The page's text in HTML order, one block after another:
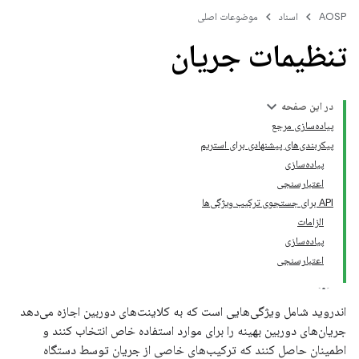
AOSP اسناد موضوعات اصلی
تنظیمات جریان
در این صفحه
پیاده‌سازی مرجع
پیکربندی‌های پیشنهادی برای استریم
پیاده‌سازی
اعتبارسنجی
API برای جستجوی ترکیب ویژگی‌ها
الزامات
پیاده‌سازی
اعتبارسنجی
اندروید شامل ویژگی‌هایی است که به کلاینت‌های دوربین اجازه می‌دهد
جریان‌های دوربین بهینه را برای موارد استفاده خاص انتخاب کنند و
اطمینان حاصل کنند که ترکیب‌های خاصی از جریان توسط دستگاه